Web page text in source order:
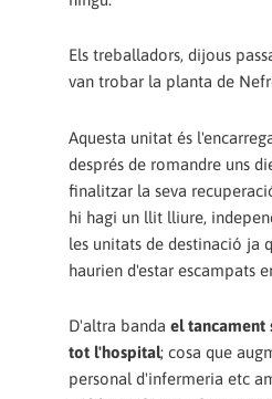
Els treballadors, dijous
van trobar la planta de
Aquesta unitat és
després de romandre uns
finalitzar la seva
hi hagi un llit lliure,
les unitats de destinació ja
haurien d'estar escampats
D'altra banda el tancament
tot l'hospital; cosa que
personal d'infermeria etc